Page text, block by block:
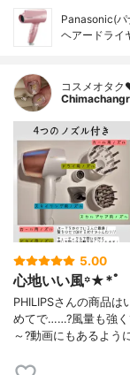
Panasonic(パ
ヘアードライ
コスメオタ
5.00
心地いい風꙳★*ﾟ
PHILIPSさんの商品
めてで……?風量も強
～?動画にもあるよう